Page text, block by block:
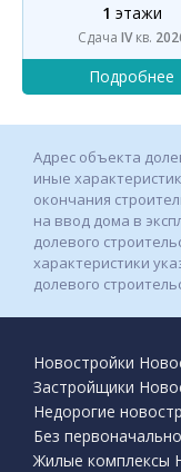
1 этажи
Сдача IVкв.
Адрес объекта
иные
окончания
на ввод дома в
долевого
характеристики
долевого
Новостройки
Застройщики
Недорогие
Без
Жилые комплексы